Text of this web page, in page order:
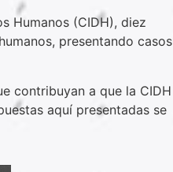
Humanos (CIDH), diez
presentando casos
contribuyan a que la CIDH
aquí presentadas se